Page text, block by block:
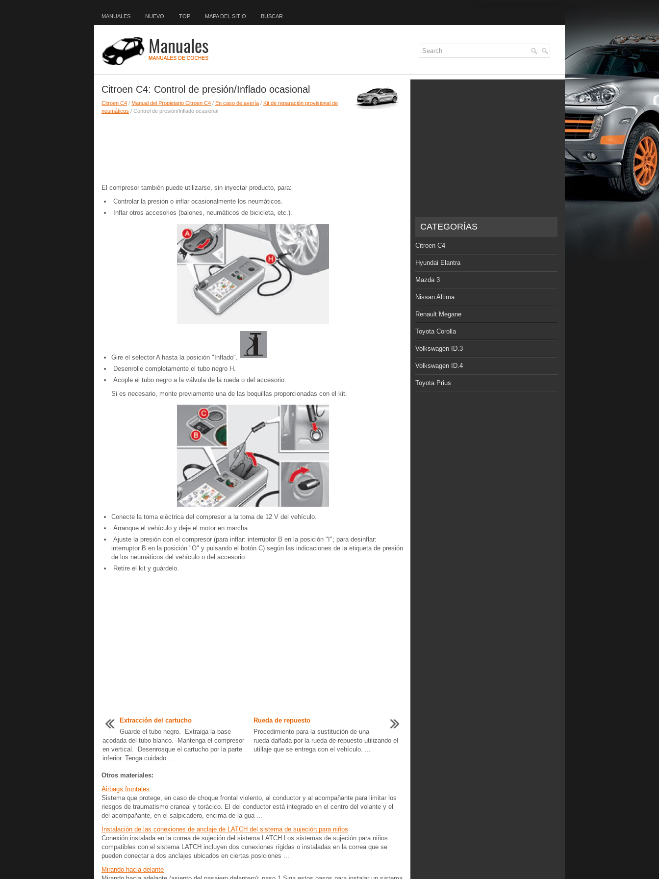
MANUALES NUEVO TOP MAPA DEL SITIO BUSCAR
Citroen C4: Control de presión/Inflado ocasional
Citroen C4 / Manual del Propietario Citroen C4 / En caso de avería / Kit de reparación provisional de
neumáticos / Control de presión/Inflado ocasional
El compresor también puede utilizarse, sin inyectar producto, para:
Controlar la presión o inflar ocasionalmente los neumáticos.
Inflar otros accesorios (balones, neumáticos de bicicleta, etc.).
Gire el selector A hasta la posición "Inflado".
Desenrolle completamente el tubo negro H.
Acople el tubo negro a la válvula de la rueda o del accesorio.
Si es necesario, monte previamente una de las boquillas proporcionadas con el kit.
Conecte la toma eléctrica del compresor a la toma de 12 V del vehículo.
Arranque el vehículo y deje el motor en marcha.
Ajuste la presión con el compresor (para inflar: interruptor B en la posición "I"; para desinflar:
interruptor B en la posición "O" y pulsando el botón C) según las indicaciones de la etiqueta de presión
de los neumáticos del vehículo o del accesorio.
Retire el kit y guárdelo.
Extracción del cartucho
Guarde el tubo negro. Extraiga la base
acodada del tubo blanco. Mantenga el compresor
en vertical. Desenrosque el cartucho por la parte
inferior. Tenga cuidado ...
Rueda de repuesto
Procedimiento para la sustitución de una
rueda dañada por la rueda de repuesto utilizando el
utillaje que se entrega con el vehículo. ...
Otros materiales:
Airbags frontales
Sistema que protege, en caso de choque frontal violento, al conductor y al acompañante para limitar los
riesgos de traumatismo craneal y torácico. El del conductor está integrado en el centro del volante y el
del acompañante, en el salpicadero, encima de la gua ...
Instalación de las conexiones de anclaje de LATCH del sistema de sujeción para niños
Conexión instalada en la correa de sujeción del sistema LATCH Los sistemas de sujeción para niños
compatibles con el sistema LATCH incluyen dos conexiones rígidas o instaladas en la correa que se
pueden conectar a dos anclajes ubicados en ciertas posiciones ...
Mirando hacia delante
CATEGORÍAS
Citroen C4
Hyundai Elantra
Mazda 3
Nissan Altima
Renault Megane
Toyota Corolla
Volkswagen ID.3
Volkswagen ID.4
Toyota Prius